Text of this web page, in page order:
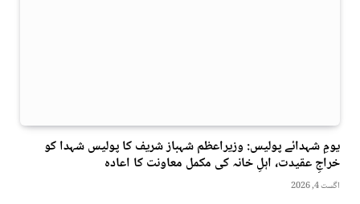
یومِ شہدائے پولیس: وزیراعظم شہباز شریف کا پولیس شہدا کو
خراجِ عقیدت، اہلِ خانہ کی مکمل معاونت کا اعادہ
اگست 4, 2026